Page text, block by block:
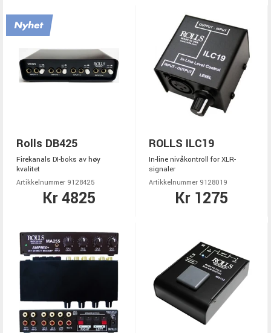
Rolls DB425
Firekanals DI-boks av høy
kvalitet
Artikkelnummer 9128425
Kr 4825
ROLLS ILC19
In-line nivåkontroll for XLR-
signaler
Artikkelnummer 9128019
Kr 1275